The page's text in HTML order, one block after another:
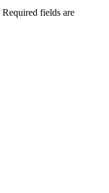
Required fields are